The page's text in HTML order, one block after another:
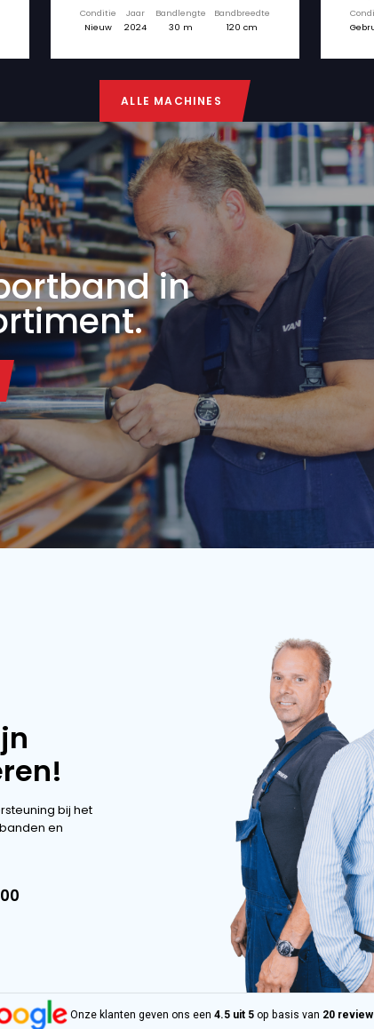
€ 124.500
Bandbreedte
100 cm
BRESTON
BRESTON Z30-
SCHEEPSBELADER
Serienr. : 12286
Nieuw
Bandlengte
30 m
ALLE
ALLE MACHINES
in
assortiment.